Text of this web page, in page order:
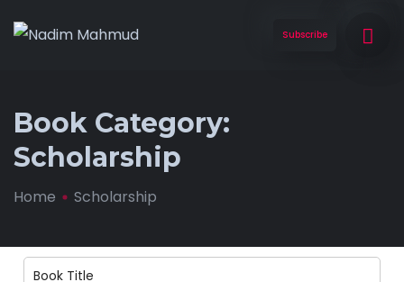
Subscribe
Book Category:
Scholarship
Home Scholarship